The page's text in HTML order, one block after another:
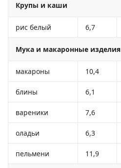
Крупы и каши
рис белый 6,7
Мука и макаронные изделия
макароны 10,4
блины 6,1
вареники 7,6
оладьи 6,3
пельмени 11,9